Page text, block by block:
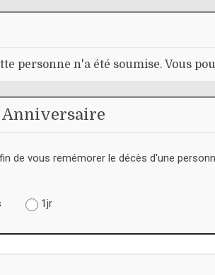
personne n'a été soumise. Vous
Anniversaire
de vous remémorer le décès d'une
1jr